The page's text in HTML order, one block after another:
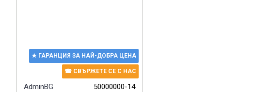
★ ГАРАНЦИЯ ЗА НАЙ-ДОБРА ЦЕНА
☎ СВЪРЖЕТЕ СЕ С НАС
AdminBG 50000000-14